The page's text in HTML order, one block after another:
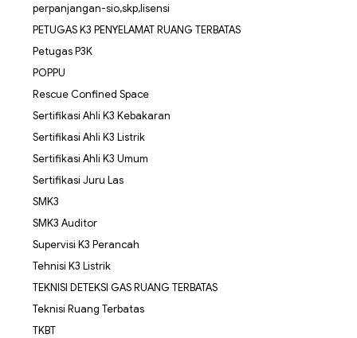
perpanjangan-sio,skp,lisensi
PETUGAS K3 PENYELAMAT RUANG TERBATAS
Petugas P3K
POPPU
Rescue Confined Space
Sertifikasi Ahli K3 Kebakaran
Sertifikasi Ahli K3 Listrik
Sertifikasi Ahli K3 Umum
Sertifikasi Juru Las
SMK3
SMK3 Auditor
Supervisi K3 Perancah
Tehnisi K3 Listrik
TEKNISI DETEKSI GAS RUANG TERBATAS
Teknisi Ruang Terbatas
TKBT